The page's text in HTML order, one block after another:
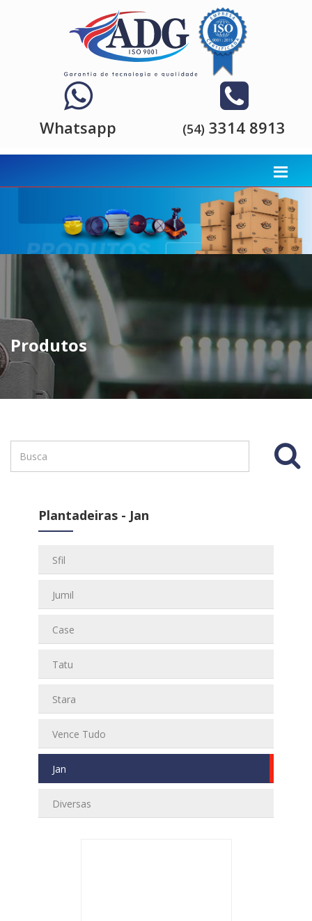
Whatsapp (54) 3314 8913
Produtos
Plantadeiras - Jan
Sfil
Jumil
Case
Tatu
Stara
Vence Tudo
Jan
Diversas